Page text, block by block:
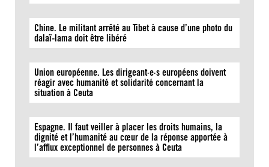
Chine. Le militant arrêté au Tibet à cause d’une photo du
dalaï-lama doit être libéré
Union européenne. Les dirigeant·e·s européens doivent
réagir avec humanité et solidarité concernant la
situation à Ceuta
Espagne. Il faut veiller à placer les droits humains, la
dignité et l’humanité au cœur de la réponse apportée à
l’afflux exceptionnel de personnes à Ceuta